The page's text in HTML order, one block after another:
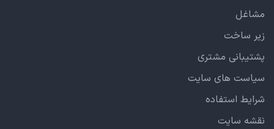
مشاغل
زیر ساخت
پشتیبانی مشتری
سیاست های سایت
شرایط استفاده
نقشه سایت